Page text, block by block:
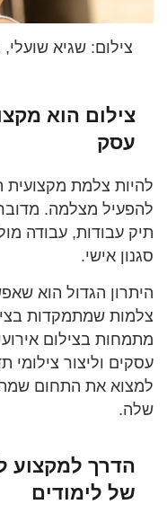
צילום: שגיא
צילום הוא
עסק
להיות צלמת מקצועית
להפעיל מצלמה.
תיק עבודות, עבודה
סגנון אישי.
היתרון הגדול הוא
צלמות שמתמקדות
מתמחות בצילום
עסקים וליצור צילומי
למצוא את התחום
שלה.
הדרך למקצוע
של לימודים